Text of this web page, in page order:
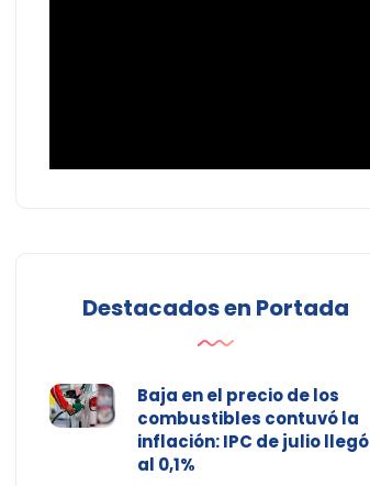
Destacados en Portada
Baja en el precio de los
combustibles contuvó la
inflación: IPC de julio llegó
al 0,1%